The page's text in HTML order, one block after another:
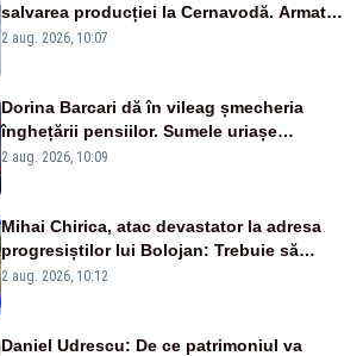
salvarea producției la Cernavodă. Armata
va detona o stâncă și va devia apa
2 aug. 2026, 10:07
Dorina Barcari dă în vileag șmecheria
înghețării pensiilor. Sumele uriașe
pierdute de fiecare român
2 aug. 2026, 10:09
Mihai Chirica, atac devastator la adresa
progresiștilor lui Bolojan: Trebuie să
protejăm și natura, dar nu șținem omaneii
2 aug. 2026, 10:12
Daniel Udrescu: De ce patrimoniul va